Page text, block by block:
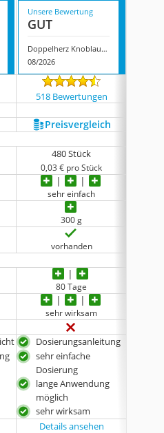
Unsere Bewertung
GUT
Doppelherz Knoblauch-Mistel-Weißdorn-Kapseln
08/2026
518 Bewertungen
Preis­vergleich
480 Stück
0,03 € pro Stück
sehr einfach
300 g
vorhanden
80 Tage
sehr wirksam
Dosierungsanleitung
sehr einfache
Dosierung
lange Anwendung
möglich
sehr wirksam
Details ansehen